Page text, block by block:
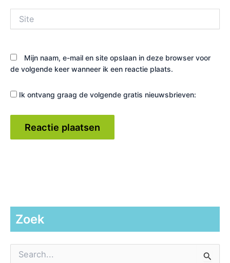
Mijn naam, e-mail en site opslaan in deze browser voor
de volgende keer wanneer ik een reactie plaats.
Ik ontvang graag de volgende gratis nieuwsbrieven:
Zoek